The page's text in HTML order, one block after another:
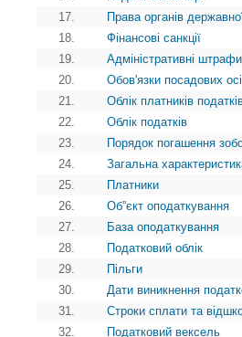
17.
Права органів
18.
Фінансові санкції
19.
Адміністративні штрафи
20.
Обов'язки посадових
21.
Облік платників
22.
Облік податків
23.
Порядок погашення
24.
Загальна
25.
Платники
26.
Об”єкт оподаткування
27.
База оподаткування
28.
Податковий облік
29.
Пільги
30.
Дати виникнення
31.
Строки сплати та
32.
Податковий вексель